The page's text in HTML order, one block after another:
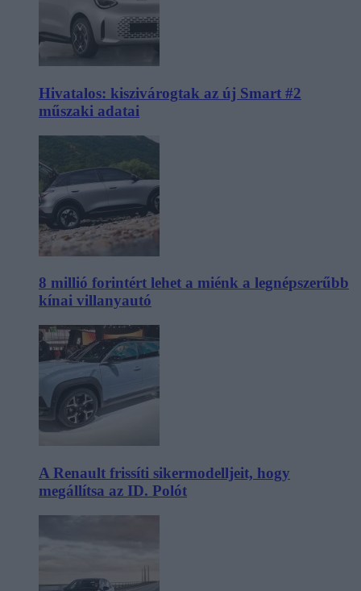
Hivatalos: kiszivárogtak az új Smart #2
műszaki adatai
8 millió forintért lehet a miénk a legnépszerűbb
kínai villanyautó
A Renault frissíti sikermodelljeit, hogy
megállítsa az ID. Polót